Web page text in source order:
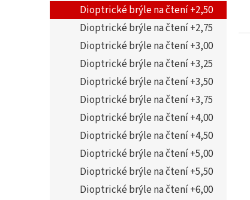
Dioptrické brýle na čtení +2,50
Dioptrické brýle na čtení +2,75
Dioptrické brýle na čtení +3,00
Dioptrické brýle na čtení +3,25
Dioptrické brýle na čtení +3,50
Dioptrické brýle na čtení +3,75
Dioptrické brýle na čtení +4,00
Dioptrické brýle na čtení +4,50
Dioptrické brýle na čtení +5,00
Dioptrické brýle na čtení +5,50
Dioptrické brýle na čtení +6,00